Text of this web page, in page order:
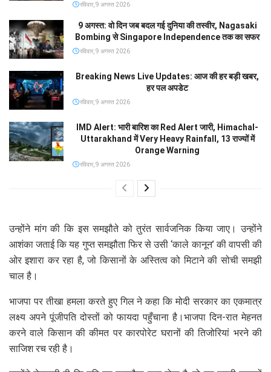
रविवार, 9 अगस्त 2026
9 अगस्त: वो दिन जब बदल गई दुनिया की तस्वीर, Nagasaki
Bombing से Singapore Independence तक का सफर
रविवार, 9 अगस्त 2026
Breaking News Live Updates: आज की हर बड़ी खबर,
हर पल अपडेट
रविवार, 9 अगस्त 2026
IMD Alert: भारी बारिश का Red Alert जारी, Himachal-
Uttarakhand में Very Heavy Rainfall, 13 राज्यों में
Orange Warning
रविवार, 9 अगस्त 2026
उन्होंने मांग की कि इस समझौते को तुरंत सार्वजनिक किया जाए। उन्होंने
आशंका जताई कि यह गुप्त समझौता फिर से उसी ‘काले कानून’ की वापसी की
ओर इशारा कर रहा है, जो किसानों के अस्तित्व को मिटाने की सोची समझी
चाल है।
भाजपा पर तीखा हमला करते हुए गिल ने कहा कि मोदी सरकार का एकमात्र
लक्ष्य अपने पूंजीपति दोस्तों को फायदा पहुँचाना है।भाजपा दिन-रात मेहनत
करने वाले किसान की कीमत पर कारपोरेट घरानों की तिजोरियां भरने की
साजिश रच रही है।